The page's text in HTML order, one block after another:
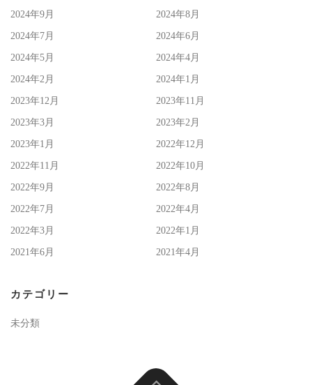
2024年9月 2024年8月
2024年7月 2024年6月
2024年5月 2024年4月
2024年2月 2024年1月
2023年12月 2023年11月
2023年3月 2023年2月
2023年1月 2022年12月
2022年11月 2022年10月
2022年9月 2022年8月
2022年7月 2022年4月
2022年3月 2022年1月
2021年6月 2021年4月
カテゴリー
未分類